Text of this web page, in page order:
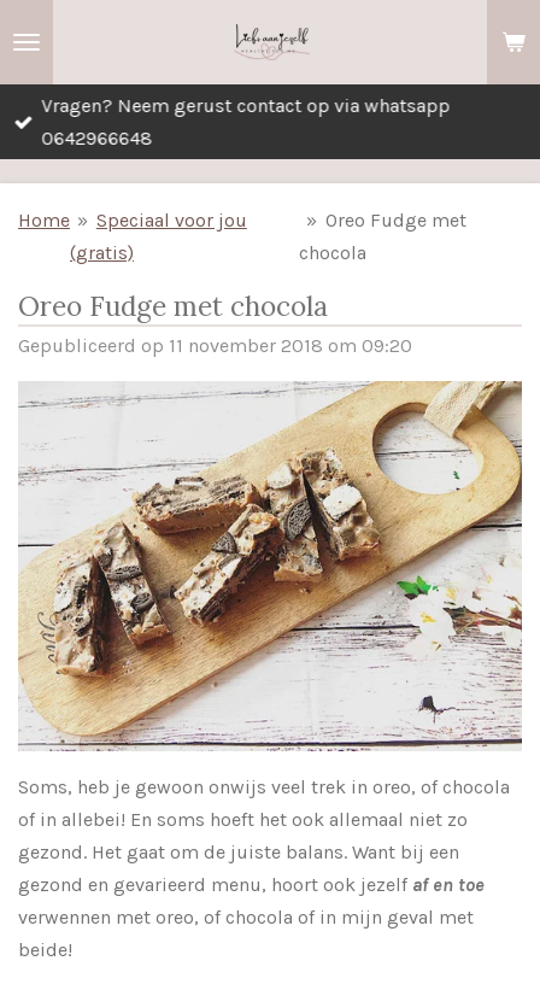
de
hoofdinhoud
Vragen? Neem gerust contact op via whatsapp
0642966648
Home » Speciaal voor jou
(gratis)
» Oreo Fudge met
chocola
Oreo Fudge met chocola
Gepubliceerd op 11 november 2018 om 09:20
Soms, heb je gewoon onwijs veel trek in oreo, of chocola
of in allebei! En soms hoeft het ook allemaal niet zo
gezond. Het gaat om de juiste balans. Want bij een
gezond en gevarieerd menu, hoort ook jezelf af en toe
verwennen met oreo, of chocola of in mijn geval met
beide!